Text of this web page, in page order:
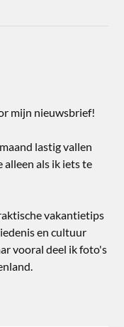
mijn nieuwsbrief!
lastig vallen
alleen als ik iets te
vakantietips
en cultuur
vooral deel ik foto's